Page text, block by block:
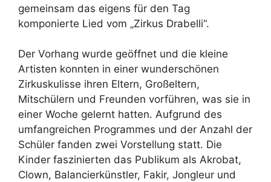
gemeinsam das eigens für den Tag
komponierte Lied vom „Zirkus Drabelli“.
Der Vorhang wurde geöffnet und die kleine
Artisten konnten in einer wunderschönen
Zirkuskulisse ihren Eltern, Großeltern,
Mitschülern und Freunden vorführen, was sie in
einer Woche gelernt hatten. Aufgrund des
umfangreichen Programmes und der Anzahl der
Schüler fanden zwei Vorstellung statt. Die
Kinder faszinierten das Publikum als Akrobat,
Clown, Balancierkünstler, Fakir, Jongleur und